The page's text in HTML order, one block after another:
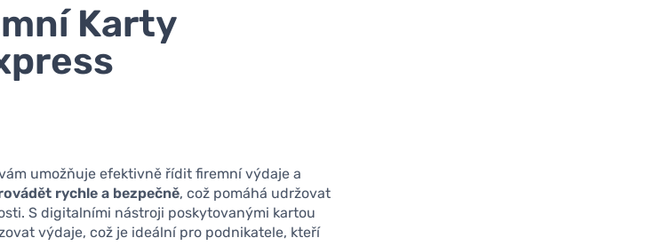
Karty
umožňuje efektivně řídit firemní výdaje a
rychle a bezpečně, což pomáhá udržovat
S digitalními nástroji poskytovanými kartou
výdaje, což je ideální pro podnikatele, kteří